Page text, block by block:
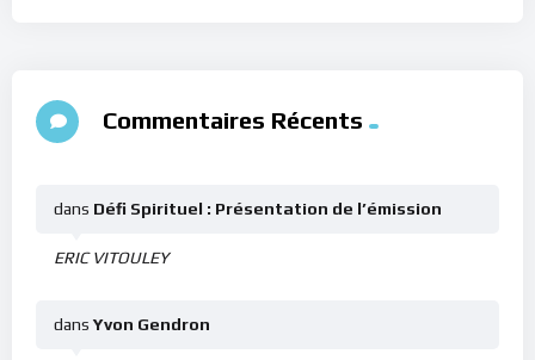
Commentaires Récents
ERIC VITOULEY
dans Défi Spirituel : Présentation de l’émission
dans Yvon Gendron